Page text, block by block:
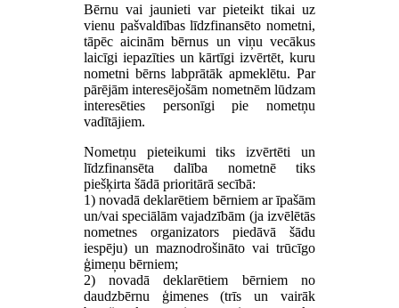
Bērnu vai jaunieti var pieteikt tikai uz
vienu pašvaldības līdzfinansēto nometni,
tāpēc aicinām bērnus un viņu vecākus
laicīgi iepazīties un kārtīgi izvērtēt, kuru
nometni bērns labprātāk apmeklētu. Par
pārējām interesējošām nometnēm lūdzam
interesēties personīgi pie nometņu
vadītājiem.
Nometņu pieteikumi tiks izvērtēti un
līdzfinansēta dalība nometnē tiks
piešķirta šādā prioritārā secībā:
1) novadā deklarētiem bērniem ar īpašām
un/vai speciālām vajadzībām (ja izvēlētās
nometnes organizators piedāvā šādu
iespēju) un maznodrošināto vai trūcīgo
ģimeņu bērniem;
2) novadā deklarētiem bērniem no
daudzbērnu ģimenes (trīs un vairāk